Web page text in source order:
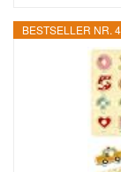
BESTSELLER NR. 4